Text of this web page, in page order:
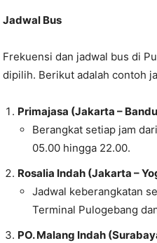
Jadwal Bus
Frekuensi dan jadwal bus di
dipilih. Berikut adalah contoh
Primajasa (Jakarta –
Berangkat setiap jam
05.00 hingga 22.00.
Rosalia Indah (Jakarta –
Jadwal keberangkatan
Terminal Pulogebang
PO. Malang Indah